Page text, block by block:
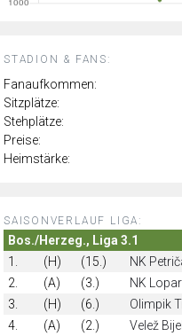
STADION & FANS:
Fanaufkommen:
Sitzplätze:
Stehplätze:
Preise:
Heimstärke:
SAISONVERLAUF LIGA:
Bos./Herzeg., Liga 3.1
1.
(H) (15.) NK
2.
(A) (3.) NK
3.
(H) (6.) Olimpik
4.
(A) (2.) Velež